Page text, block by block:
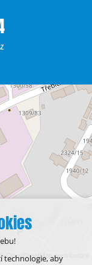
OpenStreetMap contributors
technologie, aby